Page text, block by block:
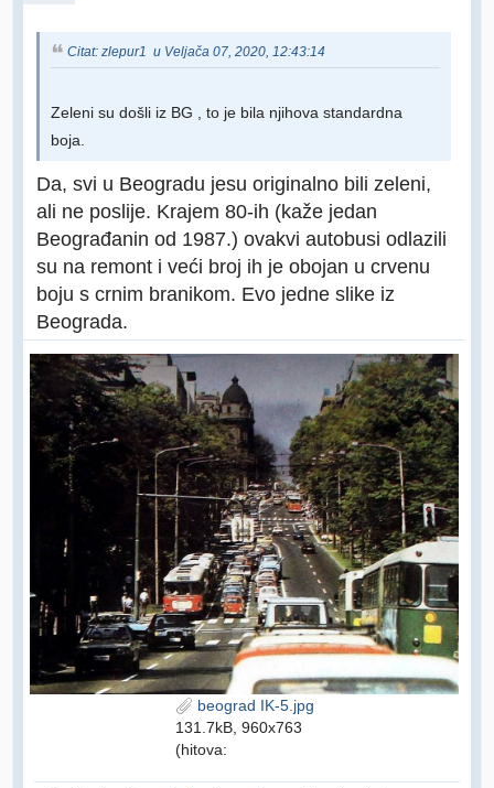
Citat: zlepur1 u Veljača 07, 2020, 12:43:14
Zeleni su došli iz BG , to je bila njihova standardna
boja.
Da, svi u Beogradu jesu originalno bili zeleni,
ali ne poslije. Krajem 80-ih (kaže jedan
Beograđanin od 1987.) ovakvi autobusi odlazili
su na remont i veći broj ih je obojan u crvenu
boju s crnim branikom. Evo jedne slike iz
Beograda.
beograd IK-5.jpg
131.7kB, 960x763
(hitova: